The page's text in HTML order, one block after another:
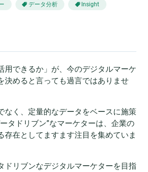
データ分析 Insight
用できるか」が、今のデジタルマーケ
決めると言っても過言ではありませ
なく、定量的なデータをベースに施策
タドリブン”なマーケターは、企業の
存在としてますます注目を集めていま
ドリブンなデジタルマーケターを目指